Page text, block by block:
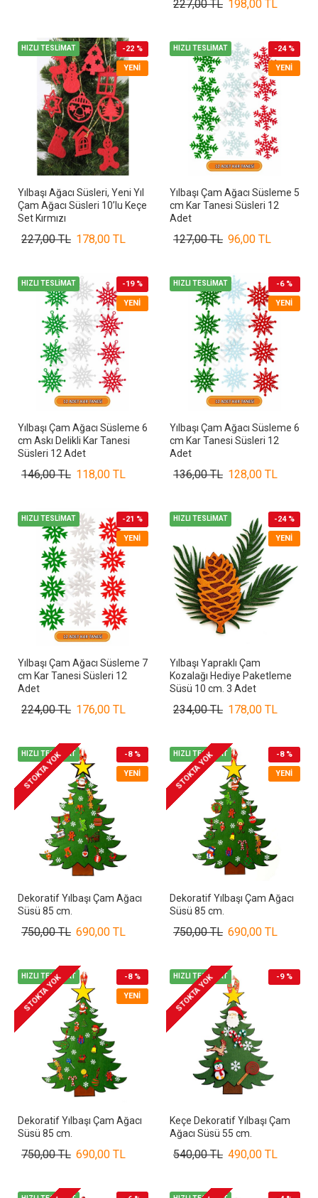
198,00 TL
227,00 TL
HIZLI TESLİMAT
YENI
-22 %
Yılbaşı Ağacı Süsleri, Yeni Yıl
Çam Ağacı Süsleri 10’lu Keçe
Set Kırmızı
178,00 TL
227,00 TL
HIZLI TESLİMAT
YENI
-24 %
Yılbaşı Çam Ağacı Süsleme 5
cm Kar Tanesi Süsleri 12
Adet
96,00 TL
127,00 TL
HIZLI TESLİMAT
YENI
-19 %
Yılbaşı Çam Ağacı Süsleme 6
cm Askı Delikli Kar Tanesi
Süsleri 12 Adet
118,00 TL
146,00 TL
HIZLI TESLİMAT
YENI
-6 %
Yılbaşı Çam Ağacı Süsleme 6
cm Kar Tanesi Süsleri 12
Adet
128,00 TL
136,00 TL
HIZLI TESLİMAT
YENI
-21 %
Yılbaşı Çam Ağacı Süsleme 7
cm Kar Tanesi Süsleri 12
Adet
176,00 TL
224,00 TL
HIZLI TESLİMAT
YENI
-24 %
Yılbaşı Yapraklı Çam
Kozalağı Hediye Paketleme
Süsü 10 cm. 3 Adet
178,00 TL
234,00 TL
HIZLI TESLİMAT
YENI
-8 %
STOKTA YOK
Dekoratif Yılbaşı Çam Ağacı
Süsü 85 cm.
690,00 TL
750,00 TL
HIZLI TESLİMAT
YENI
-8 %
STOKTA YOK
Dekoratif Yılbaşı Çam Ağacı
Süsü 85 cm.
690,00 TL
750,00 TL
HIZLI TESLİMAT
YENI
-8 %
STOKTA YOK
Dekoratif Yılbaşı Çam Ağacı
Süsü 85 cm.
690,00 TL
750,00 TL
HIZLI TESLİMAT -9 %
STOKTA YOK
Keçe Dekoratif Yılbaşı Çam
Ağacı Süsü 55 cm.
490,00 TL
540,00 TL